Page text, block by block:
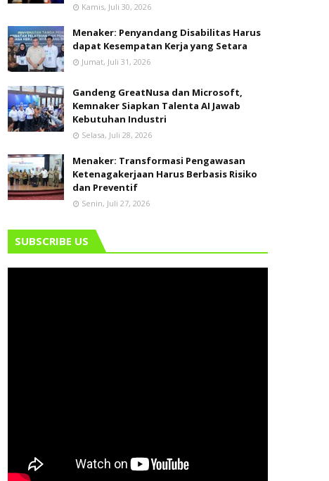
Kamis, Juli 30, 2026
Menaker: Penyandang Disabilitas Harus
dapat Kesempatan Kerja yang Setara
Jumat, Juli 31, 2026
Gandeng GreatNusa dan Microsoft,
Kemnaker Siapkan Talenta AI Jawab
Kebutuhan Industri
Selasa, Juli 28, 2026
Menaker: Transformasi Pengawasan
Ketenagakerjaan Harus Berbasis Risiko
dan Preventif
Senin, Juli 27, 2026
SUBSCRIBE US